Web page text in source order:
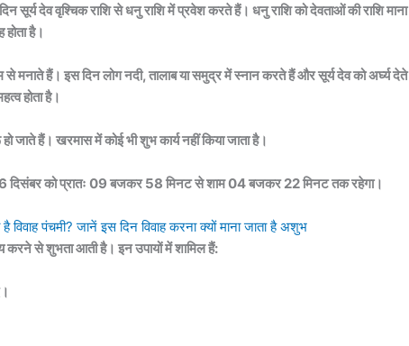
सूर्य देव वृश्चिक राशि से धनु राशि में प्रवेश करते हैं। धनु राशि को देवताओं की राशि माना
होता है।
मनाते हैं। इस दिन लोग नदी, तालाब या समुद्र में स्नान करते हैं और सूर्य देव को अर्घ्य देते
होता है।
हैं। खरमास में कोई भी शुभ कार्य नहीं किया जाता है।
दिसंबर को प्रातः 09 बजकर 58 मिनट से शाम 04 बजकर 22 मिनट तक रहेगा।
पंचमी? जानें इस दिन विवाह करना क्यों माना जाता है अशुभ
करने से शुभता आती है। इन उपायों में शामिल हैं: